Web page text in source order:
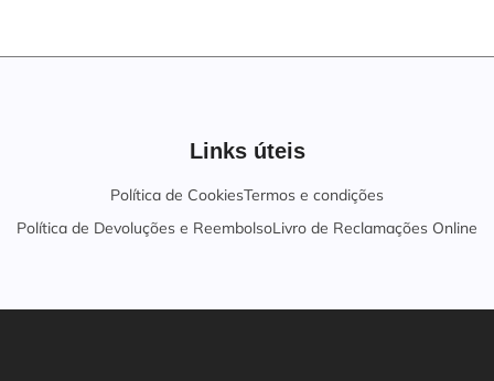
Links úteis
Política de CookiesTermos e condições
Política de Devoluções e ReembolsoLivro de Reclamações Online